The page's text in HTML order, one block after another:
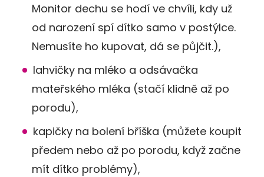
Monitor dechu se hodí ve chvíli, kdy už
od narození spí dítko samo v postýlce.
Nemusíte ho kupovat, dá se půjčit.),
lahvičky na mléko a odsávačka
mateřského mléka (stačí klidně až po
porodu),
kapičky na bolení bříška (můžete koupit
předem nebo až po porodu, když začne
mít dítko problémy),